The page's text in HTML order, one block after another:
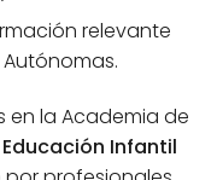
relevante
en la Academia de
Infantil